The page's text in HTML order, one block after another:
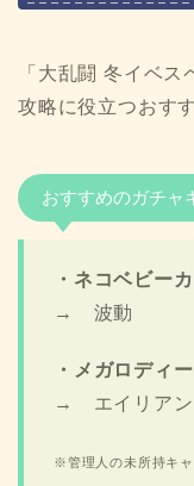
「大乱闘 冬イベ
攻略に役立つおす
おすすめのガチャ
・ネコベビー
→ 波動
・メガロディ
→ エイリアン
※管理人の未所持キャ